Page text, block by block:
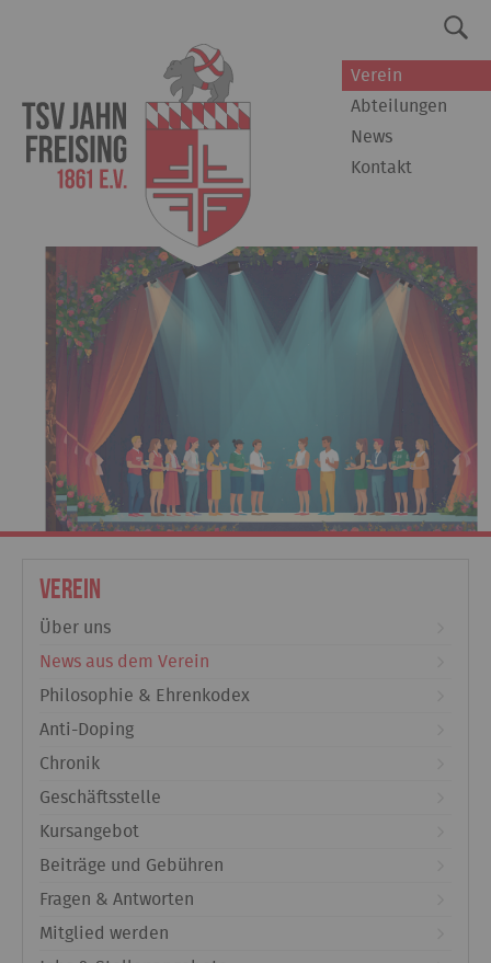
Verein
Abteilungen
News
Kontakt
Verein
Über uns
News aus dem Verein
Philosophie & Ehrenkodex
Anti-Doping
Chronik
Geschäftsstelle
Kursangebot
Beiträge und Gebühren
Fragen & Antworten
Mitglied werden